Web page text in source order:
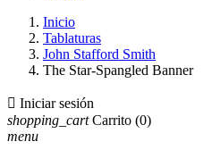
Inicio
Tablaturas
John Stafford Smith
The Star-Spangled Banner
 Iniciar sesión
shopping_cart Carrito (0)
menu